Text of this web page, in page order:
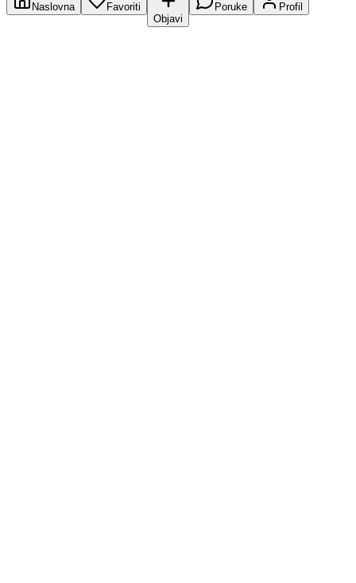
Naslovna
Favoriti
Objavi
Poruke Profil